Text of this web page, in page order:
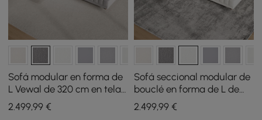
Sofá modular en forma de
L Vewal de 320 cm en tela
bouclé con chaise longue y
otomana
2.499,99 €
Sofá seccional modular de
bouclé en forma de L de
126 pulgadas Vewal con
chaise longue y otomana
2.499,99€